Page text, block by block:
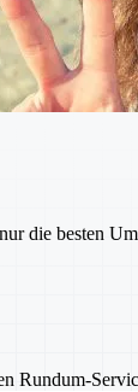
die besten
Rundum-